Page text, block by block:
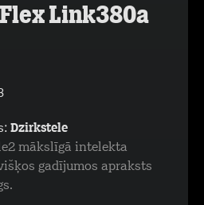
Link380a
Dzirkstele
mākslīgā intelekta
gadījumos apraksts